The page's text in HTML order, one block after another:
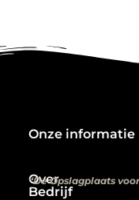
Over
Bedrijf
“De Opslagplaats
Onze informatie